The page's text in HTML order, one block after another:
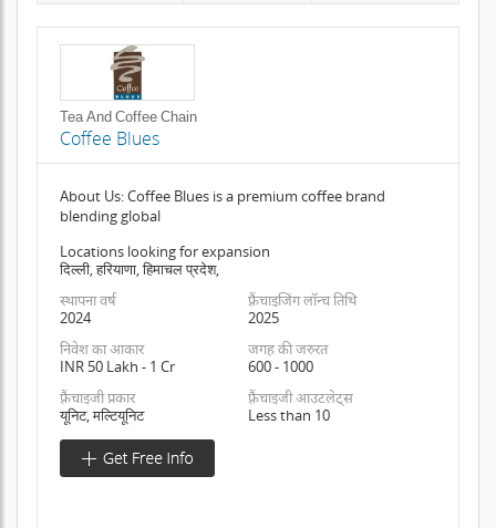
Tea And Coffee Chain
Coffee Blues
About Us: Coffee Blues is a premium coffee brand
blending global
Locations looking for expansion
दिल्ली, हरियाणा, हिमाचल प्रदेश,
स्थापना वर्ष
2024
फ़्रैंचाइजिंग लॉन्च तिथि
2025
निवेश का आकार
INR 50 Lakh - 1 Cr
जगह की जरुरत
600 - 1000
फ़्रैंचाइजी प्रकार
यूनिट, मल्टियूनिट
फ़्रैंचाइजी आउटलेट्स
Less than 10